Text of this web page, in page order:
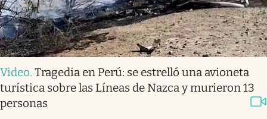
Video. Tragedia en Perú: se estrelló una avioneta
turística sobre las Líneas de Nazca y murieron 13
personas